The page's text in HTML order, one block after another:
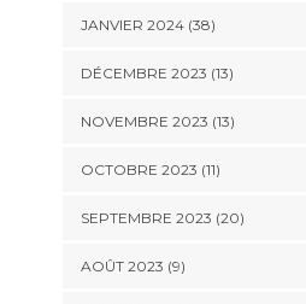
JANVIER 2024 (38)
DÉCEMBRE 2023 (13)
NOVEMBRE 2023 (13)
OCTOBRE 2023 (11)
SEPTEMBRE 2023 (20)
AOÛT 2023 (9)